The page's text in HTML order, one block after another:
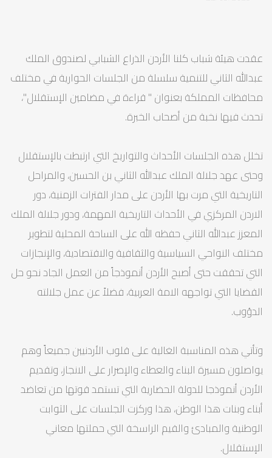
عقدت هيئة شباب كلنا الأردن الذراع الشبابي لصندوق الملك
عبدالله الثاني للتنمية سلسلة من الجلسات الحوارية في مختلف
محافظات المملكة بعنوان " قراءة في مضامين الإستقلال"،
تحدث فيها نخبة من أصحاب الخبرة.
تخلل هذه الجلسات الأحداث والتواريخ التي ارتبطت بالإستقلال
وحتى عهد جلالة الملك عبدالله الثاني بن الحسين، والمراحل
التاريخية التي مرت بها الأردن على مدار الفترات الزمنية، دور
الاردن المركزي في الأحداث التاريخية المهمة، ودور جلالة الملك
المعزز عبدالله الثاني حفظه الله على الساحة المحلية لتطوير
مختلف النواحي السياسية والثقافية والاقتصادية، والإنجازات
التي تحققت حتى أصبح الأردن أنموذجاً من العمل الجاد نحو حل
القضايا التي تواجهه الامة العربية، فضلاً عن عمل جلالته
الدؤوب.
وتأتي هذه المناسبة الغالية على قلوب الأردنيين جميعاً وهم
يواصلون مسيرة البناء والعطاء والإصرار على الانجاز، وتقديم
الأردن أنموذجا للدولة الحضارية التي تستمد قوتها من تعاضد
أبناء وبنات هذا الوطن، هذا وركزت الجلسات على الثوابت
الوطنية والمبادئ والقيم الراسخة التي حملتها معاني
الإستقلال.